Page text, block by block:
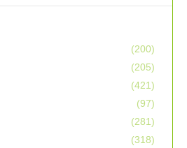
(200)
(205)
(421)
(97)
(281)
(318)